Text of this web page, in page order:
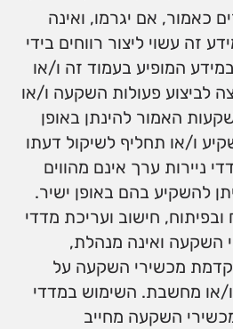
כאמור, אם יגרמו, ואינה
זה עשוי ליצור רווחים בידי
המופיע בעמוד זה ו/או
לביצוע פעולות השקעה ו/או
האמור להינתן באופן
ו/או תחליף לשיקול דעתו
ניירות ערך אינם מהווים
להשקיע בהם באופן ישיר.
חישוב ועריכת מדדי
השקעה ואינה מנהלת,
מכשירי השקעה על
או מחשבת. השימוש במדדי
השקעה מחייב